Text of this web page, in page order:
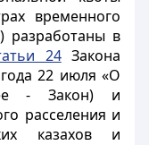
временного
разработаны в
24Закона
года 22 июля «О
- Закон) и
расселения и
казахов и